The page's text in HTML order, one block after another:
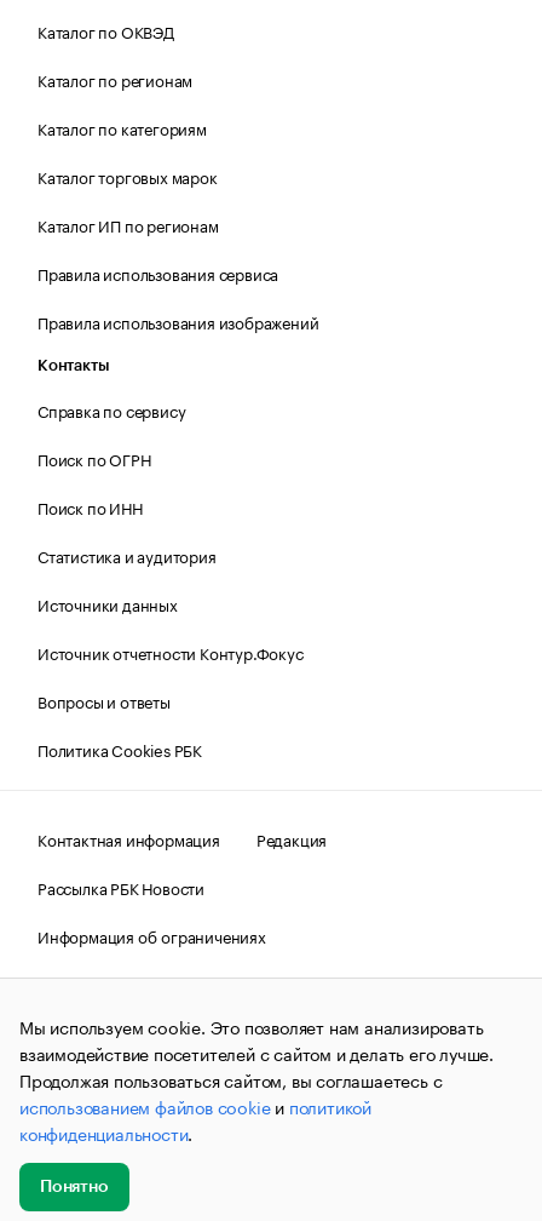
Каталог по ОКВЭД
Каталог по регионам
Каталог по категориям
Каталог торговых марок
Каталог ИП по регионам
Правила использования сервиса
Правила использования изображений
Контакты
Справка по сервису
Поиск по ОГРН
Поиск по ИНН
Статистика и аудитория
Источники данных
Источник отчетности Контур.Фокус
Вопросы и ответы
Политика Cookies РБК
Контактная информация
Редакция
Рассылка РБК Новости
Информация об ограничениях
Правовая информация
О соблюдении авторских прав
© АО «РОСБИЗНЕСКОНСАЛТИНГ»,1995–2026.Сообщения
и материалы информационного агентства «РБК»
(зарегистрировано Федеральной службой по надзору в сфере
связи, информационных технологий и массовых
коммуникаций (Роскомнадзор) 09.12.2015 за номером ИА
№ФС77-63848) сопровождаются пометкой «РБК». Отдельные
публикации могут содержать информацию,
не предназначенную для пользователей
до 18 лет.
Мы используем cookie. Это позволяет нам анализировать
взаимодействие посетителей с сайтом и делать его лучше.
Продолжая пользоваться сайтом, вы соглашаетесь с
использованием файлов cookieи политикой
конфиденциальности.
Понятно